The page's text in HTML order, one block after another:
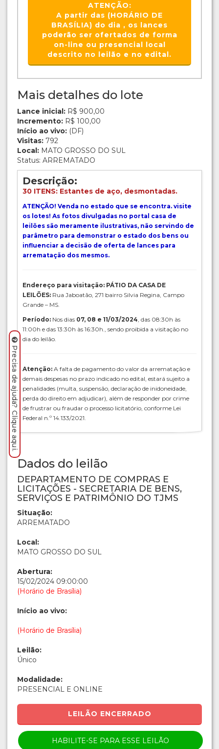
ATENÇÃO:
A partir das (HORÁRIO DE
BRASÍLIA) do dia , os lances
poderão ser ofertados de forma
on-line ou presencial local
descrito no leilão e no edital.
Mais detalhes do lote
Lance inicial: R$ 900,00
Incremento: R$ 100,00
Início ao vivo: (DF)
Visitas: 792
Local: MATO GROSSO DO SUL
Status: ARREMATADO
Descrição:
30 ITENS: Estantes de aço, desmontadas.
ATENÇÃO! Venda no estado que se encontra. visite
os lotes! As fotos divulgadas no portal casa de
leilões são meramente ilustrativas, não servindo de
parâmetro para demonstrar o estado dos bens ou
influenciar a decisão de oferta de lances para
arrematação dos mesmos.
Endereço para visitação: PÁTIO DA CASA DE
LEILÕES: Rua Jaboatão, 271 bairro Silvia Regina, Campo
Grande – MS.
Período: Nos dias 07, 08 e 11/03/2024 , das 08:30h às
11:00h e das 13:30h às 16:30h., sendo proibida a visitação no
dia do leilão.
Atenção: A falta de pagamento do valor da arrematação e
demais despesas no prazo indicado no edital, estará sujeito a
penalidades (multa, suspensão, declaração de inidoneidade,
perda do direito em adjudicar), além de responder por crime
de frustrar ou fraudar o processo licitatório, conforme Lei
Federal n.º 14.133/2021.
Dados do leilão
DEPARTAMENTO DE COMPRAS E
LICITAÇÕES - SECRETARIA DE BENS,
SERVIÇOS E PATRIMÔNIO DO TJMS
Situação:
ARREMATADO
Local:
MATO GROSSO DO SUL
Abertura:
15/02/2024 09:00:00
(Horário de Brasília)
Início ao vivo:
(Horário de Brasília)
Leilão:
Único
Modalidade:
PRESENCIAL E ONLINE
LEILÃO ENCERRADO
HABILITE-SE PARA ESSE LEILÃO
Precisa de ajuda? Clique aqui.